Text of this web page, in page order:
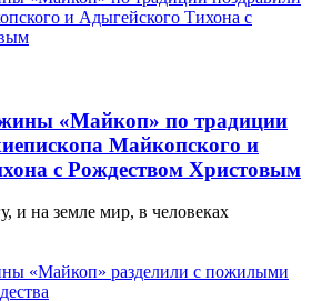
«Майкоп» по традиции
Майкопского и
с Рождеством Христовым
и на земле мир, в человеках